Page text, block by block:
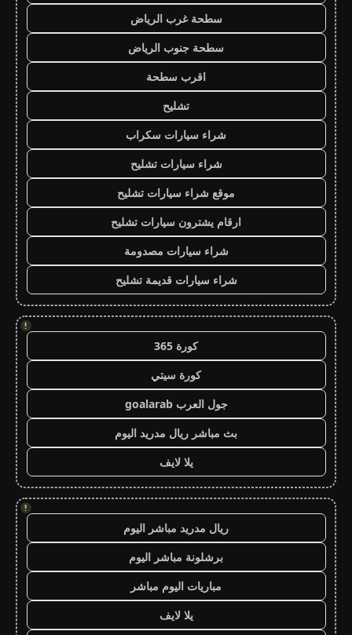
سطحة غرب الرياض
سطحة جنوب الرياض
اقرب سطحة
تشليح
شراء سيارات سكراب
شراء سيارات تشليح
موقع شراء سيارات تشليح
ارقام يشترون سيارات تشليح
شراء سيارات مصدومة
شراء سيارات قديمة تشليح
!
كورة 365
كورة سيتي
جول العرب goalarab
بث مباشر ريال مدريد اليوم
يلا لايف
!
ريال مدريد مباشر اليوم
برشلونة مباشر اليوم
مباريات اليوم مباشر
يلا لايف